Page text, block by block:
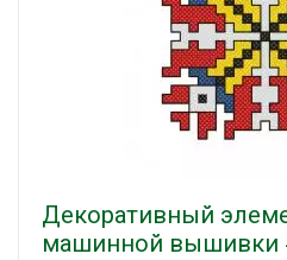
Декоративный
машинной вышивки